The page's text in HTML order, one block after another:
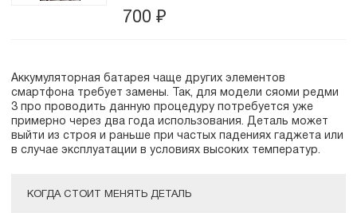
700 ₽
Аккумуляторная батарея чаще других элементов
смартфона требует замены. Так, для модели cяоми редми
3 про проводить данную процедуру потребуется уже
примерно через два года использования. Деталь может
выйти из строя и раньше при частых падениях гаджета или
в случае эксплуатации в условиях высоких температур.
КОГДА СТОИТ МЕНЯТЬ ДЕТАЛЬ